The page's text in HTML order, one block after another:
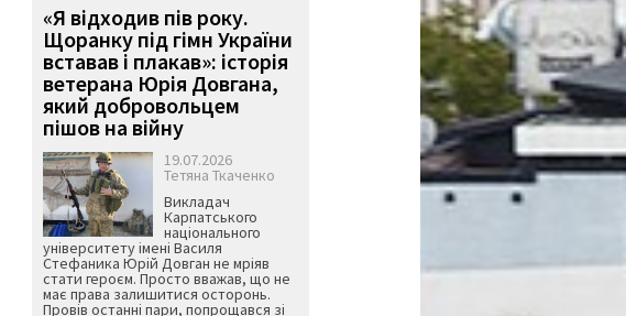
«Я відходив пів року.
Щоранку під гімн України
вставав і плакав»: історія
ветерана Юрія Довгана,
який добровольцем
пішов на війну
19.07.2026
Тетяна Ткаченко
Викладач
Карпатського
національного
університету імені Василя
Стефаника Юрій Довган не мріяв
стати героєм. Просто вважав, що не
має права залишитися осторонь.
Провів останні пари, попрощався зі